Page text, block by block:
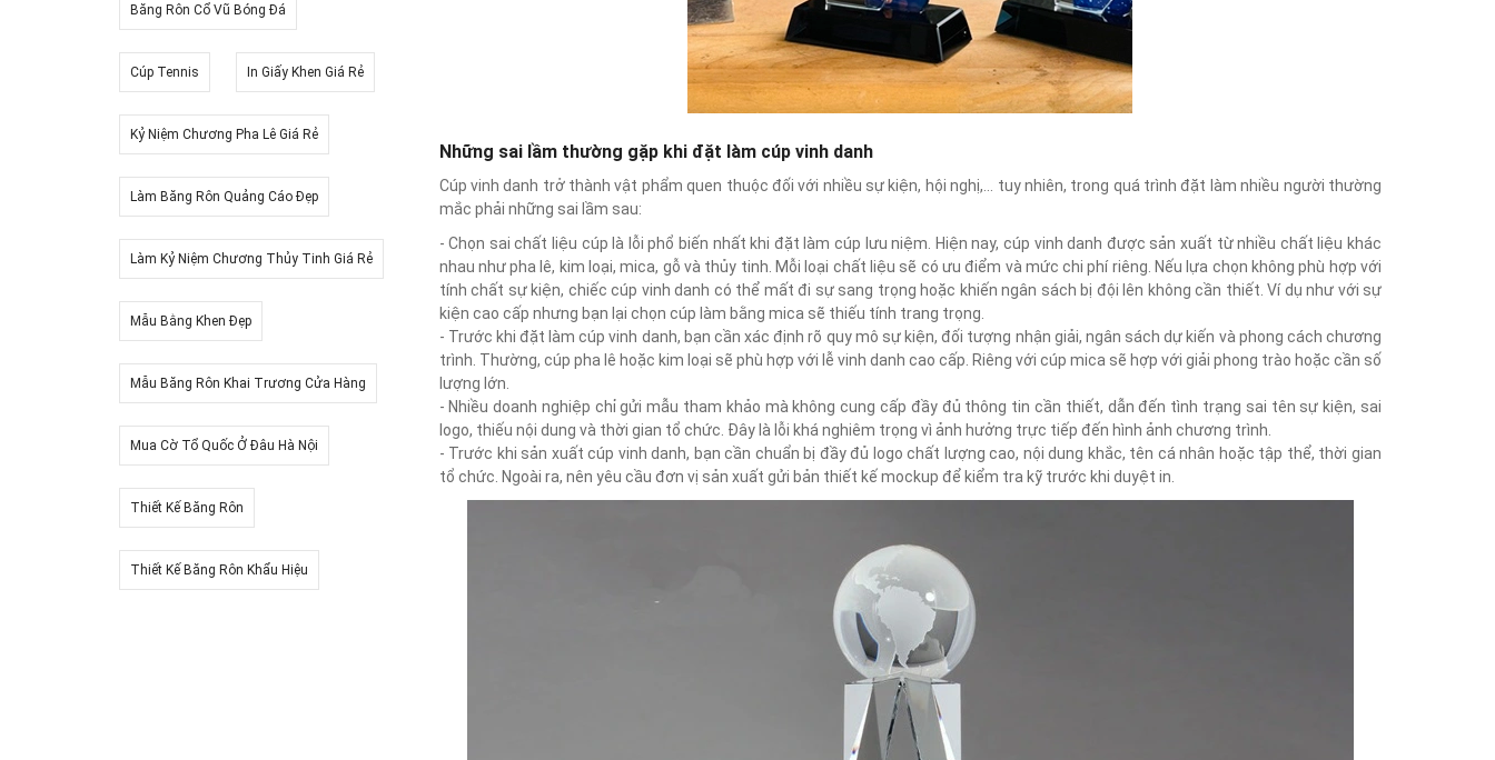
Băng Rôn Cổ Vũ Bóng Đá
Cúp Tennis In Giấy Khen Giá Rẻ
Kỷ Niệm Chương Pha Lê Giá Rẻ
Làm Băng Rôn Quảng Cáo Đẹp
Làm Kỷ Niệm Chương Thủy Tinh Giá Rẻ
Mẫu Bằng Khen Đẹp
Mẫu Băng Rôn Khai Trương Cửa Hàng
Mua Cờ Tổ Quốc Ở Đâu Hà Nội
Thiết Kế Băng Rôn
Thiết Kế Băng Rôn Khẩu Hiệu
Những sai lầm thường gặp khi đặt làm cúp vinh danh
Cúp vinh danh trở thành vật phẩm quen thuộc đối với nhiều sự kiện, hội nghị,… tuy nhiên, trong quá trình đặt làm nhiều người thường
mắc phải những sai lầm sau:
- Chọn sai chất liệu cúp là lỗi phổ biến nhất khi đặt làm cúp lưu niệm. Hiện nay, cúp vinh danh được sản xuất từ nhiều chất liệu khác
nhau như pha lê, kim loại, mica, gỗ và thủy tinh. Mỗi loại chất liệu sẽ có ưu điểm và mức chi phí riêng. Nếu lựa chọn không phù hợp với
tính chất sự kiện, chiếc cúp vinh danh có thể mất đi sự sang trọng hoặc khiến ngân sách bị đội lên không cần thiết. Ví dụ như với sự
kiện cao cấp nhưng bạn lại chọn cúp làm bằng mica sẽ thiếu tính trang trọng.
- Trước khi đặt làm cúp vinh danh, bạn cần xác định rõ quy mô sự kiện, đối tượng nhận giải, ngân sách dự kiến và phong cách chương
trình. Thường, cúp pha lê hoặc kim loại sẽ phù hợp với lễ vinh danh cao cấp. Riêng với cúp mica sẽ hợp với giải phong trào hoặc cần số
lượng lớn.
- Nhiều doanh nghiệp chỉ gửi mẫu tham khảo mà không cung cấp đầy đủ thông tin cần thiết, dẫn đến tình trạng sai tên sự kiện, sai
logo, thiếu nội dung và thời gian tổ chức. Đây là lỗi khá nghiêm trọng vì ảnh hưởng trực tiếp đến hình ảnh chương trình.
- Trước khi sản xuất cúp vinh danh, bạn cần chuẩn bị đầy đủ logo chất lượng cao, nội dung khắc, tên cá nhân hoặc tập thể, thời gian
tổ chức. Ngoài ra, nên yêu cầu đơn vị sản xuất gửi bản thiết kế mockup để kiểm tra kỹ trước khi duyệt in.